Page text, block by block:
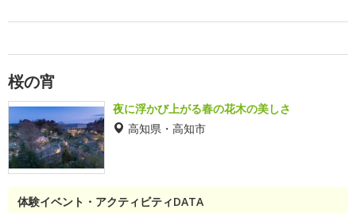
桜の宵
夜に浮かび上がる春の花木の美しさ
高知県・高知市
体験イベント・アクティビティDATA